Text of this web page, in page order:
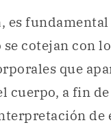
, es
se cotejan con
que
cuerpo, a fin
de